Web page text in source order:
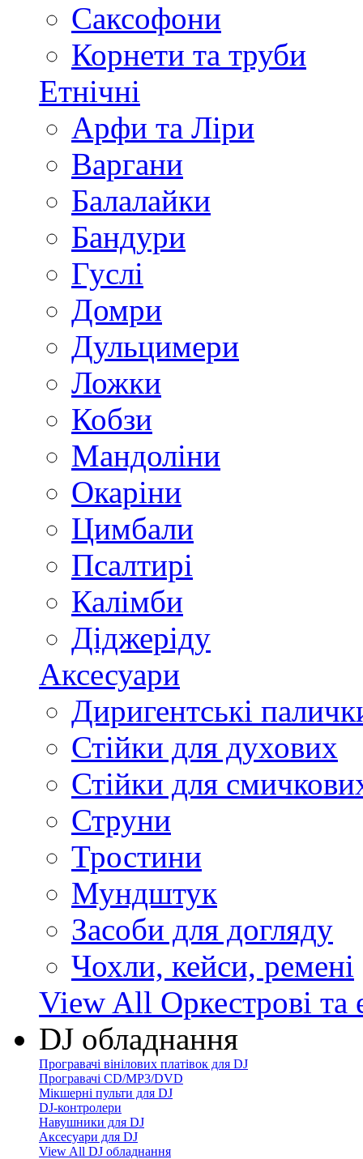
Саксофони
Корнети та труби
Етнічні
Арфи та Ліри
Варгани
Балалайки
Бандури
Гуслі
Домри
Дульцимери
Ложки
Кобзи
Мандоліни
Окаріни
Цимбали
Псалтирі
Калімби
Діджеріду
Аксесуари
Диригентські
Стійки для духових
Стійки для
Струни
Тростини
Мундштук
Засоби для догляду
Чохли, кейси, ремені
View All Оркестрові та
DJ обладнання
Програвачі вінілових платівок для DJ
Програвачі CD/MP3/DVD
Мікшерні пульти для DJ
DJ-контролери
Навушники для DJ
Аксесуари для DJ
View All DJ обладнання